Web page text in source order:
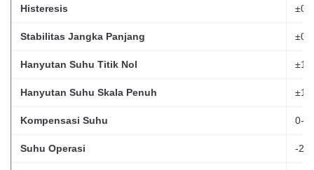
Histeresis
Stabilitas Jangka Panjang
Hanyutan Suhu Titik Nol
Hanyutan Suhu Skala Penuh
Kompensasi Suhu 0-
Suhu Operasi -